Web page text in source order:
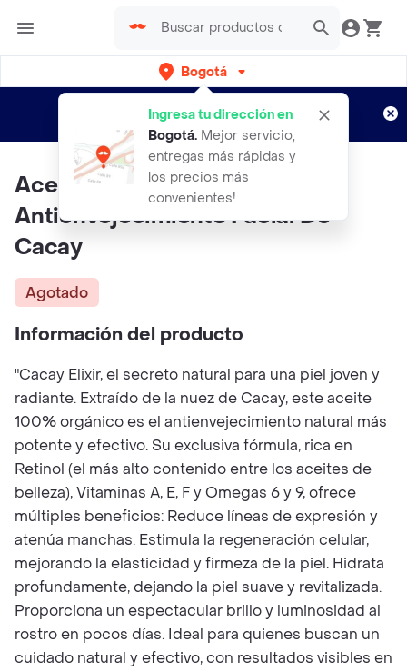
Bogotá
Ingresa tu dirección en
Bogotá. Mejor servicio,
entregas más rápidas y
los precios más
convenientes!
envíos gratis por semanas
Aplican TyC
Aceite Hidratante
Antienvejecimiento Facial De
Cacay
Agotado
Información del producto
"Cacay Elixir, el secreto natural para una piel joven y
radiante. Extraído de la nuez de Cacay, este aceite
100% orgánico es el antienvejecimiento natural más
potente y efectivo. Su exclusiva fórmula, rica en
Retinol (el más alto contenido entre los aceites de
belleza), Vitaminas A, E, F y Omegas 6 y 9, ofrece
múltiples beneficios: Reduce líneas de expresión y
atenúa manchas. Estimula la regeneración celular,
mejorando la elasticidad y firmeza de la piel. Hidrata
profundamente, dejando la piel suave y revitalizada.
Proporciona un espectacular brillo y luminosidad al
rostro en pocos días. Ideal para quienes buscan un
cuidado natural y efectivo, con resultados visibles en